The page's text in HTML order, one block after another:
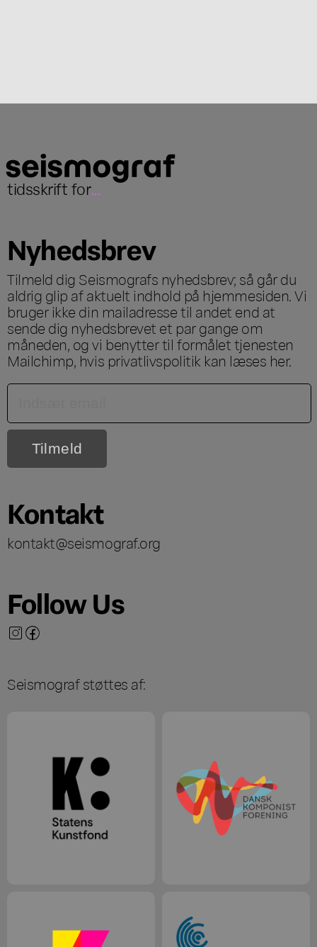
tidsskrift for...
Nyhedsbrev
Tilmeld dig Seismografs nyhedsbrev; så går du
aldrig glip af aktuelt indhold på hjemmesiden. Vi
bruger ikke din mailadresse til andet end at
sende dig nyhedsbrevet et par gange om
måneden, og vi benytter til formålet tjenesten
Mailchimp, hvis privatlivspolitik kan læses her.
Kontakt
kontakt@seismograf.org
Follow Us
Seismograf støttes af: